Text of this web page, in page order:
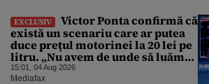
EXCLUSIV
Victor Ponta confirmă că
există un scenariu care ar putea
duce prețul motorinei la 20 lei pe
litru. „Nu avem de unde să luăm
petrol”
15:01, 04 Aug 2026
Mediafax